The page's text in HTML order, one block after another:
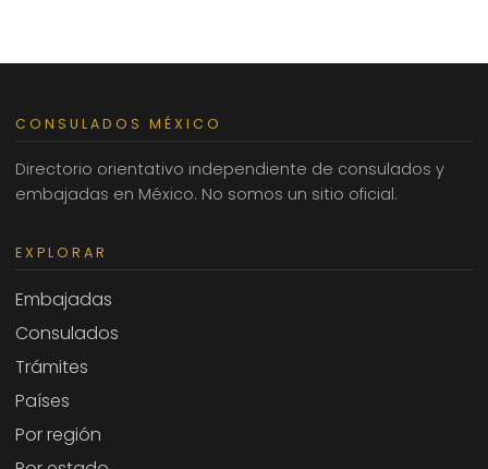
CONSULADOS MÉXICO
Directorio orientativo independiente de consulados y
embajadas en México. No somos un sitio oficial.
EXPLORAR
Embajadas
Consulados
Trámites
Países
Por región